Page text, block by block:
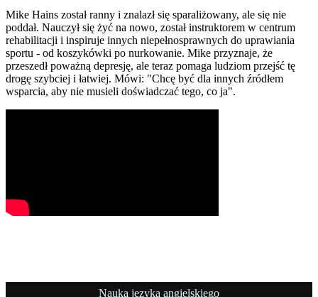
Mike Hains został ranny i znalazł się sparaliżowany, ale się nie
poddał. Nauczył się żyć na nowo, został instruktorem w centrum
rehabilitacji i inspiruje innych niepełnosprawnych do uprawiania
sportu - od koszykówki po nurkowanie. Mike przyznaje, że
przeszedł poważną depresję, ale teraz pomaga ludziom przejść tę
drogę szybciej i łatwiej. Mówi: "Chcę być dla innych źródłem
wsparcia, aby nie musieli doświadczać tego, co ja".
Nauka języka angielskiego